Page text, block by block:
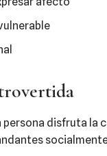
persona disfruta la